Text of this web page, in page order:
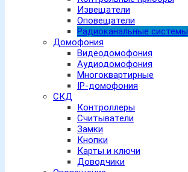
Извещатели
Оповещатели
Радиоканальные системы
Домофония
Видеодомофония
Аудиодомофония
Многоквартирные
IP-домофония
СКД
Контроллеры
Считыватели
Замки
Кнопки
Карты и ключи
Доводчики